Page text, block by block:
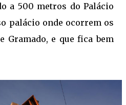
a 500 metros do Palácio
palácio onde ocorrem os
Gramado, e que fica bem